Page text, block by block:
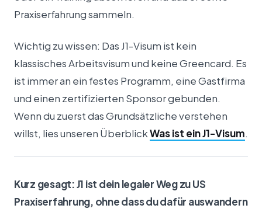
Praxiserfahrung sammeln.
Wichtig zu wissen: Das J1-Visum ist kein
klassisches Arbeitsvisum und keine Greencard. Es
ist immer an ein festes Programm, eine Gastfirma
und einen zertifizierten Sponsor gebunden.
Wenn du zuerst das Grundsätzliche verstehen
willst, lies unseren ÜberblickWas ist ein J1-Visum.
Kurz gesagt: J1 ist dein legaler Weg zu US
Praxiserfahrung, ohne dass du dafür auswandern